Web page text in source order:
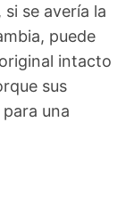
se avería la
puede
intacto
sus
una